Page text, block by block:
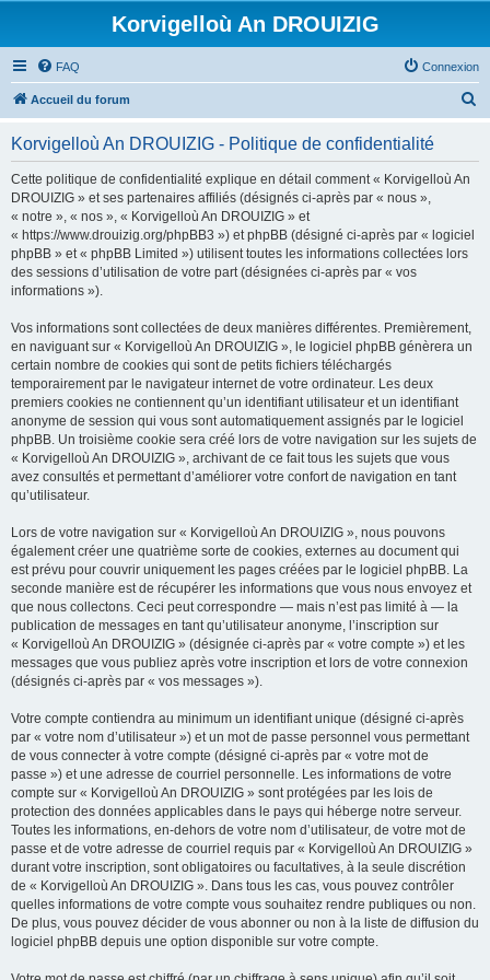
Korvigelloù An DROUIZIG
FAQ Connexion
Accueil du forum
Korvigelloù An DROUIZIG - Politique de confidentialité
Cette politique de confidentialité explique en détail comment « Korvigelloù An
DROUIZIG » et ses partenaires affiliés (désignés ci-après par « nous »,
« notre », « nos », « Korvigelloù An DROUIZIG » et
« https://www.drouizig.org/phpBB3 ») et phpBB (désigné ci-après par « logiciel
phpBB » et « phpBB Limited ») utilisent toutes les informations collectées lors
des sessions d’utilisation de votre part (désignées ci-après par « vos
informations »).
Vos informations sont collectées de deux manières différentes. Premièrement,
en naviguant sur « Korvigelloù An DROUIZIG », le logiciel phpBB génèrera un
certain nombre de cookies qui sont de petits fichiers téléchargés
temporairement par le navigateur internet de votre ordinateur. Les deux
premiers cookies ne contiennent qu’un identifiant utilisateur et un identifiant
anonyme de session qui vous sont automatiquement assignés par le logiciel
phpBB. Un troisième cookie sera créé lors de votre navigation sur les sujets de
« Korvigelloù An DROUIZIG », archivant de ce fait tous les sujets que vous
avez consultés et permettant d’améliorer votre confort de navigation en tant
qu’utilisateur.
Lors de votre navigation sur « Korvigelloù An DROUIZIG », nous pouvons
également créer une quatrième sorte de cookies, externes au document qui
est prévu pour couvrir uniquement les pages créées par le logiciel phpBB. La
seconde manière est de récupérer les informations que vous nous envoyez et
que nous collectons. Ceci peut correspondre — mais n’est pas limité à — la
publication de messages en tant qu’utilisateur anonyme, l’inscription sur
« Korvigelloù An DROUIZIG » (désignée ci-après par « votre compte ») et les
messages que vous publiez après votre inscription et lors de votre connexion
(désignés ci-après par « vos messages »).
Votre compte contiendra au minimum un identifiant unique (désigné ci-après
par « votre nom d’utilisateur ») et un mot de passe personnel vous permettant
de vous connecter à votre compte (désigné ci-après par « votre mot de
passe ») et une adresse de courriel personnelle. Les informations de votre
compte sur « Korvigelloù An DROUIZIG » sont protégées par les lois de
protection des données applicables dans le pays qui héberge notre serveur.
Toutes les informations, en-dehors de votre nom d’utilisateur, de votre mot de
passe et de votre adresse de courriel requis par « Korvigelloù An DROUIZIG »
durant votre inscription, sont obligatoires ou facultatives, à la seule discrétion
de « Korvigelloù An DROUIZIG ». Dans tous les cas, vous pouvez contrôler
quelles informations de votre compte vous souhaitez rendre publiques ou non.
De plus, vous pouvez décider de vous abonner ou non à la liste de diffusion du
logiciel phpBB depuis une option disponible sur votre compte.